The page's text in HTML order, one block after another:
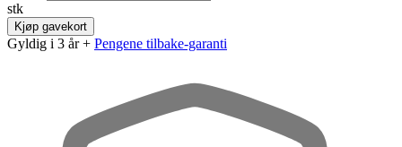
stk
Kjøp gavekort
Gyldig i 3 år + Pengene tilbake-garanti